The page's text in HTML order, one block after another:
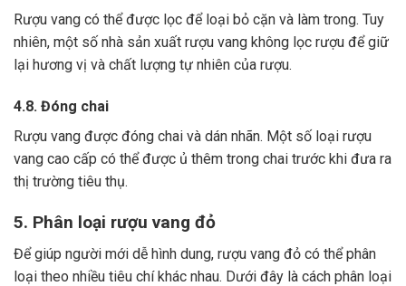
Rượu vang có thể được lọc để loại bỏ cặn và làm trong. Tuy
nhiên, một số nhà sản xuất rượu vang không lọc rượu để giữ
lại hương vị và chất lượng tự nhiên của rượu.
4.8. Đóng chai
Rượu vang được đóng chai và dán nhãn. Một số loại rượu
vang cao cấp có thể được ủ thêm trong chai trước khi đưa ra
thị trường tiêu thụ.
5. Phân loại rượu vang đỏ
Để giúp người mới dễ hình dung, rượu vang đỏ có thể phân
loại theo nhiều tiêu chí khác nhau. Dưới đây là cách phân loại